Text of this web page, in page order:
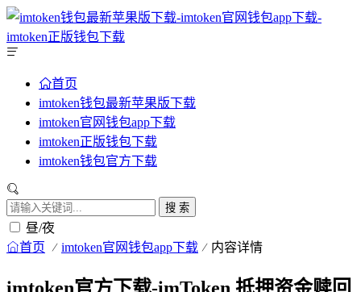
首页
imtoken钱包最新苹果版下载
imtoken官网钱包app下载
imtoken正版钱包下载
imtoken钱包官方下载
搜 索
昼/夜
首页 imtoken官网钱包app下载 内容详情